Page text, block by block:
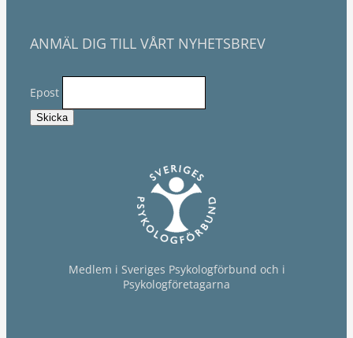
ANMÄL DIG TILL VÅRT NYHETSBREV
Epost
Medlem i Sveriges Psykologförbund och i
Psykologföretagarna